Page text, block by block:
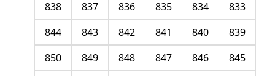
833
834
835
836
837
838
839
840
841
842
843
844
845
846
847
848
849
850